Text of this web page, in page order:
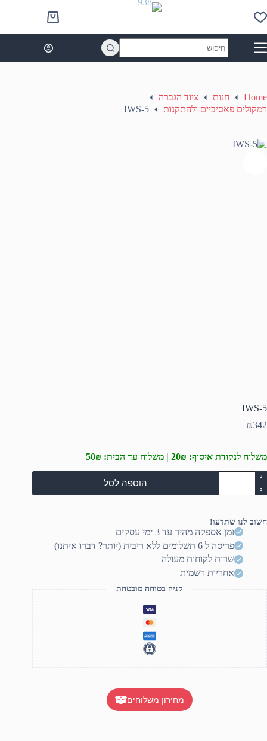
to
content
Shopping
cart
results
Home חנות
ציוד הגברה
רמקולים פאסיביים ולהתקנות
IWS-5
IWS-5
₪342
משלוח לנקודת איסוף: 20₪ | משלוח עד הבית: 50₪
כמות
של
IWS-
הוספה לסל
חשוב לנו שתדעו!
זמן אספקה מהיר עד 3 ימי עסקים
פריסה ל 6 תשלומים ללא ריבית (יותר? דברו איתנו)
שרות לקוחות מעולה
אחריות רשמית
קניה בטוחה מובטחת
מחירון משלוחים